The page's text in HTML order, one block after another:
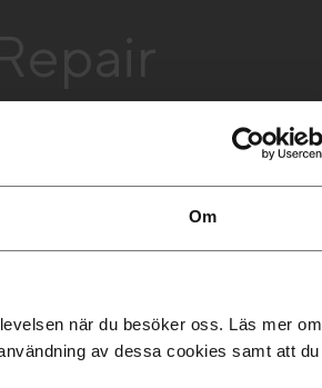
Om
när du besöker oss. Läs mer om
av dessa cookies samt att du